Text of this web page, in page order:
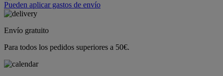
Pueden aplicar gastos de envío
Envío gratuito
Para todos los pedidos superiores a 50€.